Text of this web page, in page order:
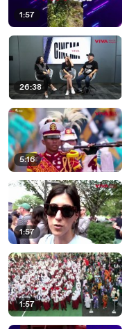
1:57
26:38
5:16
1:57
1:57